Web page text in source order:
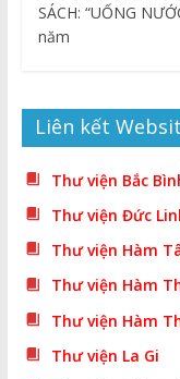
SÁCH: “UỐNG
năm
Liên kết
Thư viện Bắc
Thư viện Đức
Thư viện Hàm
Thư viện Hàm
Thư viện Hàm
Thư viện La Gi